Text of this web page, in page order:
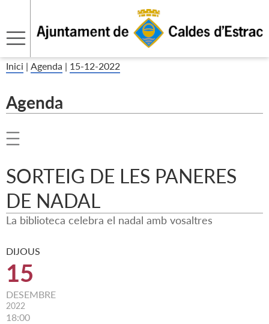
Inici | Agenda | 15-12-2022
Agenda
SORTEIG DE LES PANERES
DE NADAL
La biblioteca celebra el nadal amb vosaltres
DIJOUS
15
DESEMBRE
2022
18:00